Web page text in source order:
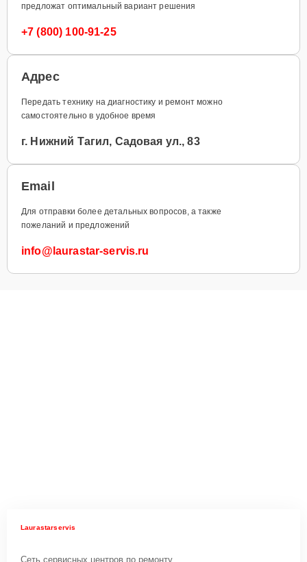
предложат оптимальный вариант решения
+7 (800) 100-91-25
Адрес
Передать технику на диагностику и ремонт можно
самостоятельно в удобное время
г. Нижний Тагил, Садовая ул., 83
Email
Для отправки более детальных вопросов, а также
пожеланий и предложений
info@laurastar-servis.ru
Laurastarservis
Сеть сервисных центров по ремонту